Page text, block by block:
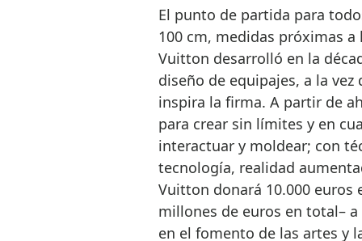
El punto de partida para
100 cm, medidas próximas
Vuitton desarrolló en la
diseño de equipajes, a la
inspira la firma. A partir de
para crear sin límites y en
interactuar y moldear; con
tecnología, realidad
Vuitton donará 10.000 euros
millones de euros en total–
en el fomento de las artes y